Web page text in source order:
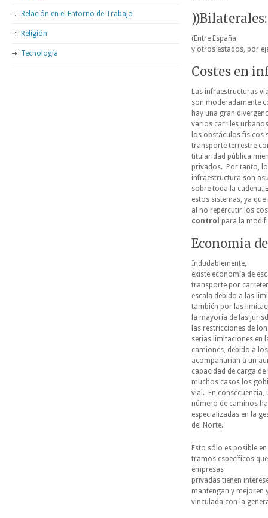
))Bilaterales:
(Entre España
y otros estados, por
Costes en
Las infraestructuras
son moderadamente
hay una gran
varios carriles
los obstáculos físicos
transporte terrestre
titularidad pública
privados. Por tanto,
infraestructura son
sobre toda la
estos sistemas, ya
al no repercutir los
control
para la
Economia
Indudablemente,
existe economía de
transporte por
escala debido a las
también por las
la mayoría de las
las restricciones de
serias limitaciones en
camiones, debido a
acompañarían a un
capacidad de carga
muchos casos los
vial. En consecuencia,
número de caminos
especializadas en la
del Norte.
Esto sólo es posible
tramos específicos
empresas
privadas tienen
mantengan y mejoren
vinculada con la
Relación en el Entorno de Trabajo
Religión
Tecnología